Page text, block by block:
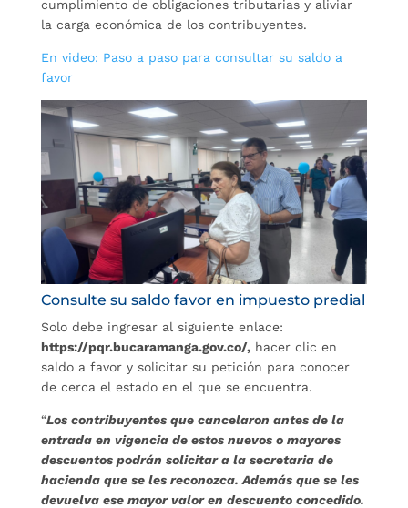
cumplimiento de obligaciones tributarias y aliviar
la carga económica de los contribuyentes.
En video: Paso a paso para consultar su saldo a
favor
Consulte su saldo favor en impuesto predial
Solo debe ingresar al siguiente enlace:
https://pqr.bucaramanga.gov.co/,hacer clic en
saldo a favor y solicitar su petición para conocer
de cerca el estado en el que se encuentra.
“Los contribuyentes que cancelaron antes de la
entrada en vigencia de estos nuevos o mayores
descuentos podrán solicitar a la secretaria de
hacienda que se les reconozca. Además que se les
devuelva ese mayor valor en descuento concedido.